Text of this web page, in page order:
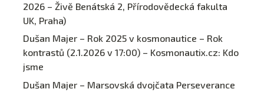
2026 – Živě Benátská 2, Přírodovědecká fakulta
UK, Praha)
Dušan Majer – Rok 2025 v kosmonautice – Rok
kontrastů (2.1.2026 v 17:00) – Kosmonautix.cz: Kdo
jsme
Dušan Majer – Marsovská dvojčata Perseverance